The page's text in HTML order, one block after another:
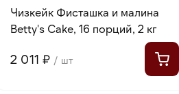
Чизкейк Фисташка и малина
Betty's Cake, 16 порций, 2 кг
2 011 ₽ / шт